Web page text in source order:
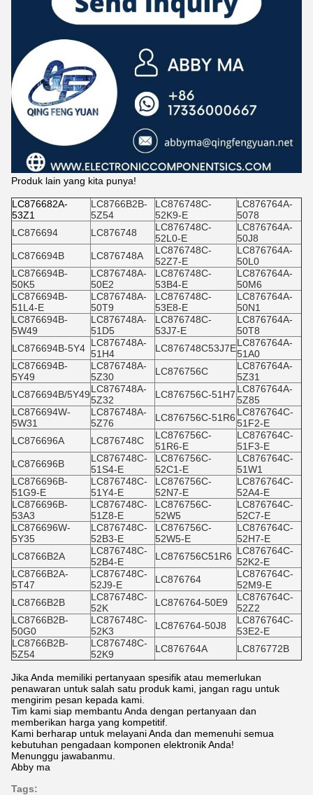
Produk lain yang kita punya!
LC876682A-
53Z1
LC8766B2B-
5Z54
LC876748C-
52K9-E
LC876764A-
5078
LC876694
LC876748
LC876748C-
52L0-E
LC876764A-
50J8
LC876694B
LC876748A
LC876748C-
52Z7-E
LC876764A-
50L0
LC876694B-
50K5
LC876748A-
50E2
LC876748C-
53B4-E
LC876764A-
50M6
LC876694B-
51L4-E
LC876748A-
50T9
LC876748C-
53E8-E
LC876764A-
50N1
LC876694B-
5W49
LC876748A-
51D5
LC876748C-
53J7-E
LC876764A-
50T8
LC876694B-5Y4 LC876748A-
51H4
LC876748C53J7ELC876764A-
51A0
LC876694B-
5Y49
LC876748A-
5Z30
LC876756C
LC876764A-
5Z31
LC876694B/5Y49LC876748A-
5Z32
LC876756C-51H7 LC876764A-
5Z85
LC876694W-
5W31
LC876748A-
5Z76
LC876756C-51R6 LC876764C-
51F2-E
LC876696A
LC876748C
LC876756C-
51R6-E
LC876764C-
51F3-E
LC876696B
LC876748C-
51S4-E
LC876756C-
52C1-E
LC876764C-
51W1
LC876696B-
51G9-E
LC876748C-
51Y4-E
LC876756C-
52N7-E
LC876764C-
52A4-E
LC876696B-
53A3
LC876748C-
51Z8-E
LC876756C-
52W5
LC876764C-
52C7-E
LC876696W-
5Y35
LC876748C-
52B3-E
LC876756C-
52W5-E
LC876764C-
52H7-E
LC8766B2A
LC876748C-
52B4-E
LC876756C51R6 LC876764C-
52K2-E
LC8766B2A-
5T47
LC876748C-
52J9-E
LC876764
LC876764C-
52M9-E
LC8766B2B
LC876748C-
52K
LC876764-50E9
LC876764C-
52Z2
LC8766B2B-
50G0
LC876748C-
52K3
LC876764-50J8
LC876764C-
53E2-E
LC8766B2B-
5Z54
LC876748C-
52K9
LC876764A LC876772B
Jika Anda memiliki pertanyaan spesifik atau memerlukan
penawaran untuk salah satu produk kami, jangan ragu untuk
mengirim pesan kepada kami.
Tim kami siap membantu Anda dengan pertanyaan dan
memberikan harga yang kompetitif.
Kami berharap untuk melayani Anda dan memenuhi semua
kebutuhan pengadaan komponen elektronik Anda!
Menunggu jawabanmu.
Abby ma
Tags: